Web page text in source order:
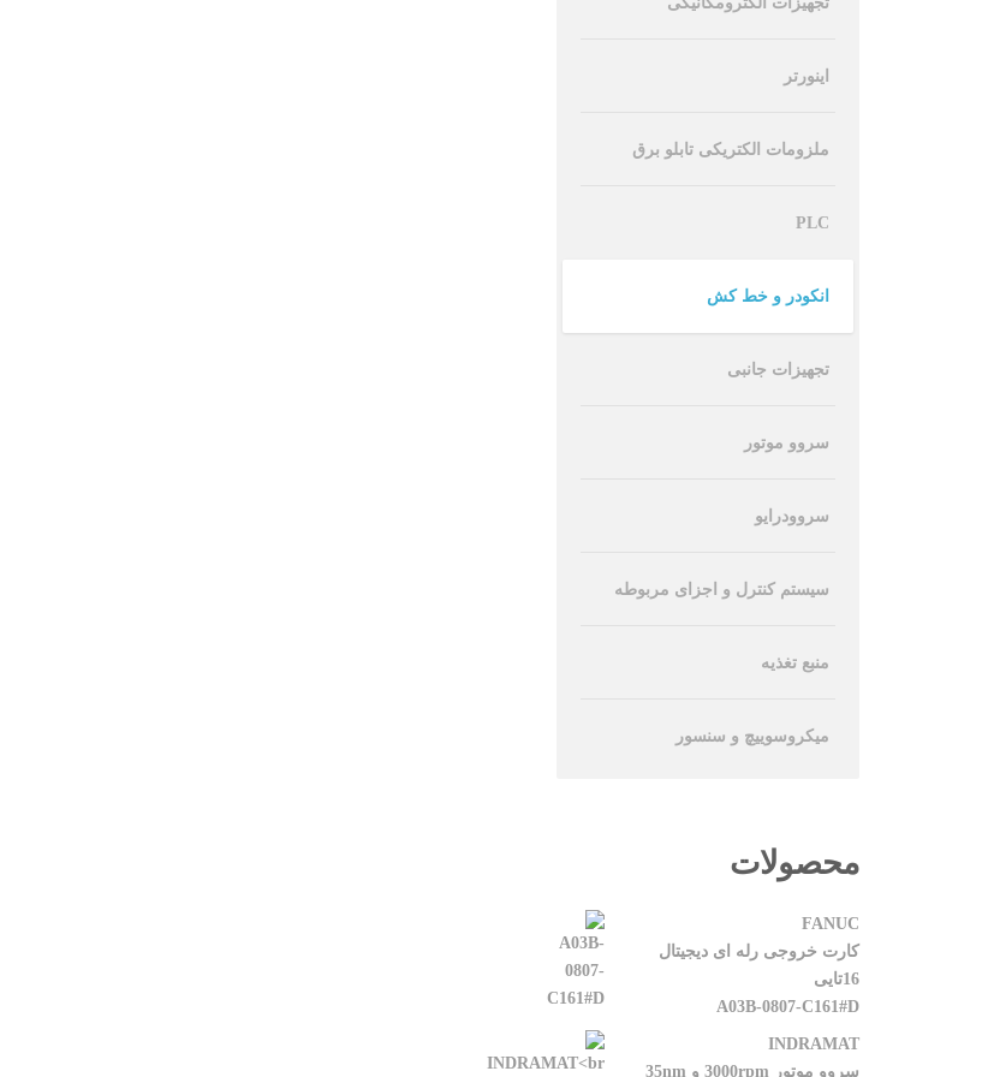
اینورتر
ملزومات الکتریکی تابلو برق
PLC
انکودر و خط کش
تجهیزات جانبی
سروو موتور
سروودرایو
سیستم کنترل و اجزای مربوطه
منبع تغذیه
میکروسوییچ و سنسور
محصولات
FANUC
کارت خروجی رله ای دیجیتال
16تایی
A03B-0807-C161#D
INDRAMAT
سروو موتور 3000rpm و 35nm